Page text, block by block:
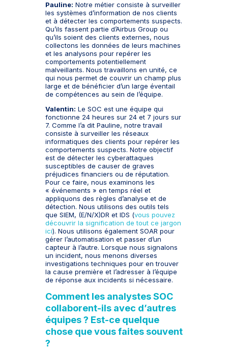
Pauline: Notre métier consiste à surveiller
les systèmes d’information de nos clients
et à détecter les comportements suspects.
Qu’ils fassent partie d’Airbus Group ou
qu’ils soient des clients externes, nous
collectons les données de leurs machines
et les analysons pour repérer les
comportements potentiellement
malveillants. Nous travaillons en unité, ce
qui nous permet de couvrir un champ plus
large et de bénéficier d’un large éventail
de compétences au sein de l’équipe.
Valentin: Le SOC est une équipe qui
fonctionne 24 heures sur 24 et 7 jours sur
7. Comme l’a dit Pauline, notre travail
consiste à surveiller les réseaux
informatiques des clients pour repérer les
comportements suspects. Notre objectif
est de détecter les cyberattaques
susceptibles de causer de graves
préjudices financiers ou de réputation.
Pour ce faire, nous examinons les
« événements » en temps réel et
appliquons des règles d’analyse et de
détection. Nous utilisons des outils tels
que SIEM, (E/N/X)DR et IDS (vous pouvez
découvrir la signification de tout ce jargon
ici). Nous utilisons également SOAR pour
gérer l’automatisation et passer d’un
capteur à l’autre. Lorsque nous signalons
un incident, nous menons diverses
investigations techniques pour en trouver
la cause première et l’adresser à l’équipe
de réponse aux incidents si nécessaire.
Comment les analystes SOC
collaborent-ils avec d’autres
équipes ? Est-ce quelque
chose que vous faites souvent
?